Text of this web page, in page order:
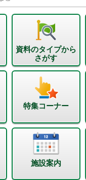
資料のタイプから
さがす
特集コーナー
施設案内